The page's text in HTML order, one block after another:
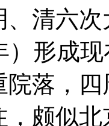
、清六
）形成
院落，
，颇似